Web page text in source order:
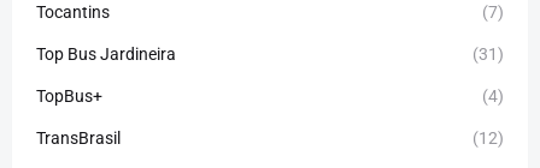
Tocantins (7)
Top Bus Jardineira (31)
TopBus+ (4)
TransBrasil (12)